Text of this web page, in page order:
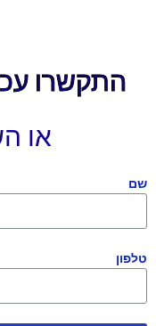
התקשרו עכשיו -
או
שם
טלפון